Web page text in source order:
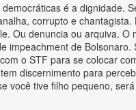
é a dignidade.
corrupto e
Ou denuncia ou arquiva. O
impeachment de
o STF para se colocar
discernimento para
você tive filho pequeno,